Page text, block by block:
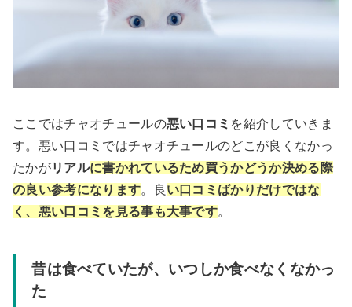
ここではチャオチュールの悪い口コミ を紹介していきま
す。悪い口コミではチャオチュールのどこが良くなかっ
たかがリアルに書かれているため買うかどうか決める際
の良い参考になります。良 い口コミばかりだけではな
く、悪い口コミを見る事も大事です。
昔は食べていたが、いつしか食べなくなかっ
た